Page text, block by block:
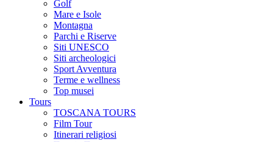
Golf
Mare e Isole
Montagna
Parchi e Riserve
Siti UNESCO
Siti archeologici
Sport Avventura
Terme e wellness
Top musei
Tours
TOSCANA TOURS
Film Tour
Itinerari religiosi